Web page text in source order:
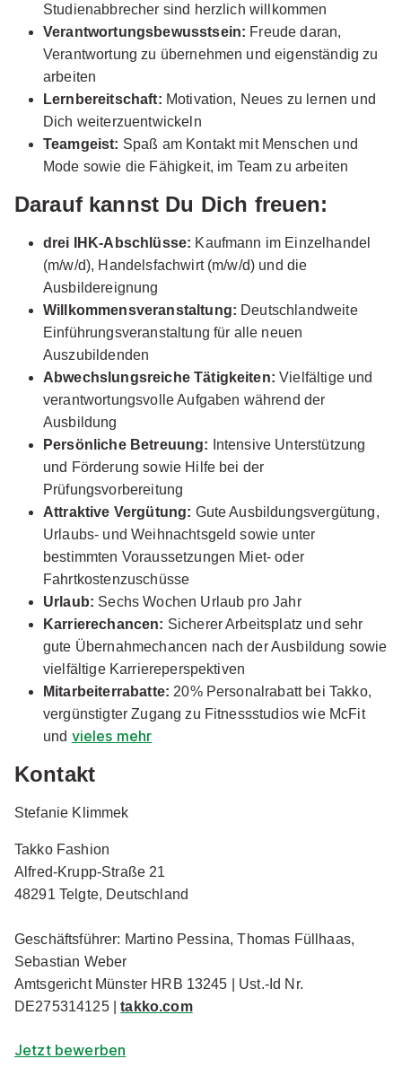
Ausbildung zum Handelsfachwirt (m/w/d) Edeka
aktiv Markt Sebastian Schneider
01.08.2026
Ausbildung Handelsfachwirt (m/w/d)
SB Union
Nörten-Hardenberg
01.08.2026
37176 Nörten-Hardenberg
Ausbildung zum Handelsfachwirt (m/w/d),
Göttingen Kaufpark 2026
Deichmann SE
01.08.2026
37079 Göttingen (37079)
Ausbildung Handelsfachwirt (m/w/d)
Nörten-Hardenberg
37176 Nörten-Hardenberg
Studienabbrecher sind herzlich willkommen
Verantwortungsbewusstsein: Freude daran,
Verantwortung zu übernehmen und eigenständig zu
arbeiten
Lernbereitschaft: Motivation, Neues zu lernen und
Dich weiterzuentwickeln
Teamgeist: Spaß am Kontakt mit Menschen und
Mode sowie die Fähigkeit, im Team zu arbeiten
Darauf kannst Du Dich freuen:
drei IHK-Abschlüsse: Kaufmann im Einzelhandel
(m/w/d), Handelsfachwirt (m/w/d) und die
Ausbildereignung
Willkommensveranstaltung: Deutschlandweite
Einführungsveranstaltung für alle neuen
Auszubildenden
Abwechslungsreiche Tätigkeiten: Vielfältige und
verantwortungsvolle Aufgaben während der
Ausbildung
Persönliche Betreuung: Intensive Unterstützung
und Förderung sowie Hilfe bei der
Prüfungsvorbereitung
Attraktive Vergütung: Gute Ausbildungsvergütung,
Urlaubs- und Weihnachtsgeld sowie unter
bestimmten Voraussetzungen Miet- oder
Fahrtkostenzuschüsse
Urlaub: Sechs Wochen Urlaub pro Jahr
Karrierechancen: Sicherer Arbeitsplatz und sehr
gute Übernahmechancen nach der Ausbildung sowie
vielfältige Karriereperspektiven
Mitarbeiterrabatte: 20% Personalrabatt bei Takko,
vergünstigter Zugang zu Fitnessstudios wie McFit
und vieles mehr
Kontakt
Stefanie Klimmek
Takko Fashion
Alfred-Krupp-Straße 21
48291 Telgte, Deutschland
Geschäftsführer: Martino Pessina, Thomas Füllhaas,
Sebastian Weber
Amtsgericht Münster HRB 13245 | Ust.-Id Nr.
DE275314125 |takko.com
Jetzt bewerben